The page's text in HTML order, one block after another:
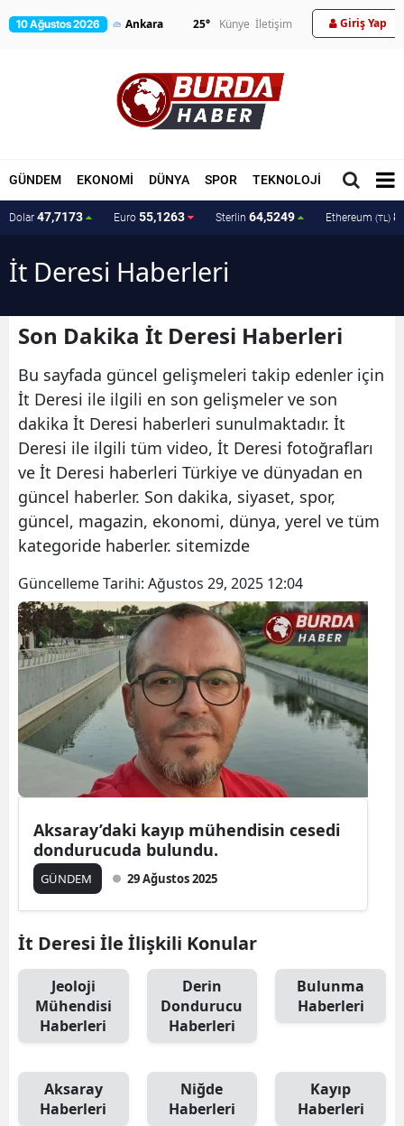
10 Ağustos 2026 25° Künye İletişim Giriş Yap
GÜNDEM EKONOMİ DÜNYA SPOR TEKNOLOJİ MAGAZİN
Dolar 47,7173 Euro 55,1263 Sterlin 64,5249 Ethereum (TL)
İt Deresi Haberleri
Son Dakika İt Deresi Haberleri
Bu sayfada güncel gelişmeleri takip edenler için
İt Deresi ile ilgili en son gelişmeler ve son
dakika İt Deresi haberleri sunulmaktadır. İt
Deresi ile ilgili tüm video, İt Deresi fotoğrafları
ve İt Deresi haberleri Türkiye ve dünyadan en
güncel haberler. Son dakika, siyaset, spor,
güncel, magazin, ekonomi, dünya, yerel ve tüm
kategoride haberler. sitemizde
Güncelleme Tarihi: Ağustos 29, 2025 12:04
Aksaray’daki kayıp mühendisin cesedi
dondurucuda bulundu.
GÜNDEM 29 Ağustos 2025
İt Deresi İle İlişkili Konular
Jeoloji
Mühendisi
Haberleri
Derin
Dondurucu
Haberleri
Bulunma
Haberleri
Aksaray
Haberleri
Niğde
Haberleri
Kayıp
Haberleri